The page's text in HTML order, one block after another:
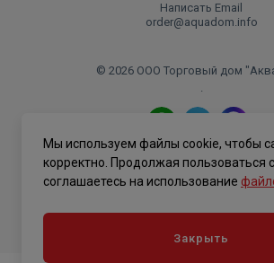
Написать Email
order@aquadom.info
© 2026 ООО Торговый дом
.
Политика
Мы используем файлы cookie, чтобы
корректно. Продолжая пользоваться
соглашаетесь на использование
Закрыть